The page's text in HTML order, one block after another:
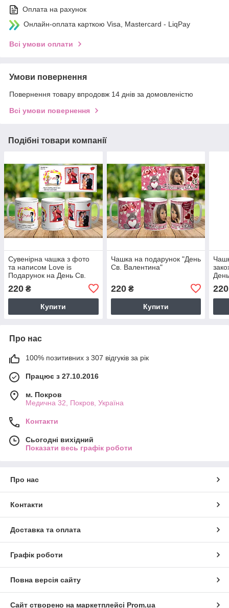
Оплата на рахунок
Онлайн-оплата карткою Visa, Mastercard - LiqPay
Всі умови оплати
Умови повернення
Повернення товару впродовж 14 днів за домовленістю
Всі умови повернення
Подібні товари компанії
Сувенірна чашка з фото
та написом Love is
Подарунок на День Св.
220 ₴
Купити
Чашка на подарунок "День
Св. Валентина"
220₴
Купити
220
Про нас
100% позитивних з 307 відгуків за рік
Працює з 27.10.2016
м. Покров
Медична 32, Покров, Україна
Контакти
Сьогодні вихідний
Показати весь графік роботи
Про нас
Контакти
Доставка та оплата
Графік роботи
Повна версія сайту
Сайт створено на маркетплейсі Prom.ua